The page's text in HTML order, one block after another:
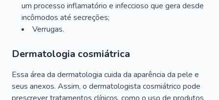
um processo inflamatório e infeccioso que gera desde
incômodos até secreções;
Verrugas.
Dermatologia cosmiátrica
Essa área da dermatologia cuida da aparência da pele e
seus anexos. Assim, o dermatologista cosmiátrico pode